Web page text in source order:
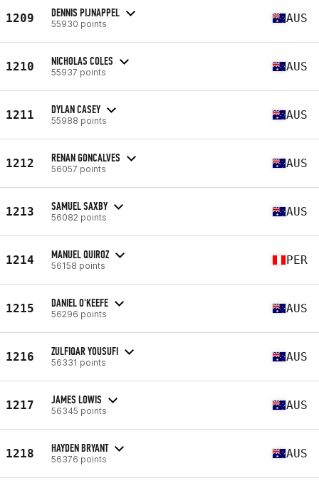
1209 DENNIS PIJNAPPEL
55930 points AUS
1210 NICHOLAS COLES
55937 points AUS
1211 DYLAN CASEY
55988 points AUS
1212 RENAN GONCALVES
56057 points AUS
1213 SAMUEL SAXBY
56082 points AUS
1214 MANUEL QUIROZ
56158 points PER
1215 DANIEL O'KEEFE
56296 points AUS
1216 ZULFIQAR YOUSUFI
56331 points AUS
1217 JAMES LOWIS
56345 points AUS
1218 HAYDEN BRYANT
56376 points AUS